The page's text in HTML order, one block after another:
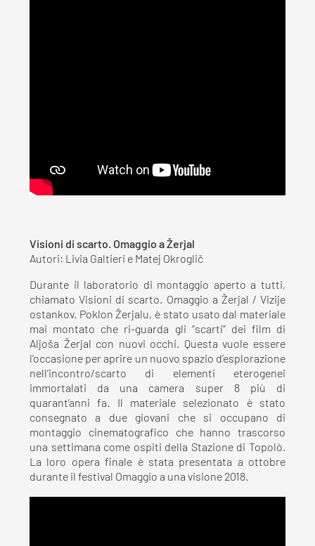
Visioni di scarto. Omaggio a Žerjal
Autori: Livia Galtieri e Matej Okroglič
Durante il laboratorio di montaggio aperto a tutti,
chiamato Visioni di scarto. Omaggio a Žerjal / Vizije
ostankov. Poklon Žerjalu, è stato usato dal materiale
mai montato che ri-guarda gli “scarti” dei film di
Aljoša Žerjal con nuovi occhi. Questa vuole essere
l’occasione per aprire un nuovo spazio d’esplorazione
nell’incontro/scarto di elementi eterogenei
immortalati da una camera super 8 più di
quarant’anni fa. Il materiale selezionato è stato
consegnato a due giovani che si occupano di
montaggio cinematografico che hanno trascorso
una settimana come ospiti della Stazione di Topolò.
La loro opera finale è stata presentata a ottobre
durante il festival Omaggio a una visione 2018.